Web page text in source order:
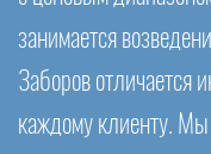
занимается
Заборов отличается
каждому клиенту.